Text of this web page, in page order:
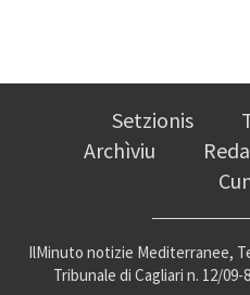
Setzionis
Archìviu
IlMinuto notizie Mediterranee,
Tribunale di Cagliari n. 12/09-